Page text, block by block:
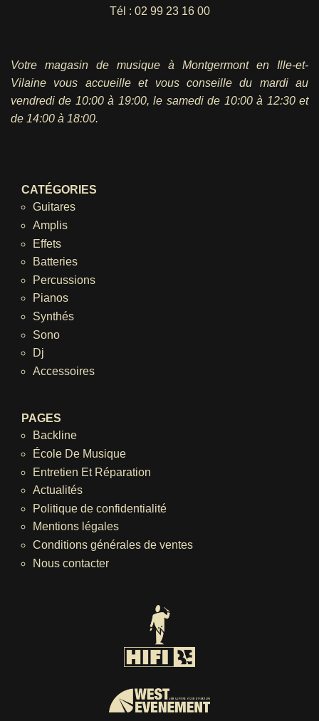
Tél : 02 99 23 16 00
Votre magasin de musique à Montgermont en Ille-et-
Vilaine vous accueille et vous conseille du mardi au
vendredi de 10:00 à 19:00, le samedi de 10:00 à 12:30 et
de 14:00 à 18:00.
CATÉGORIES
Guitares
Amplis
Effets
Batteries
Percussions
Pianos
Synthés
Sono
Dj
Accessoires
PAGES
Backline
École De Musique
Entretien Et Réparation
Actualités
Politique de confidentialité
Mentions légales
Conditions générales de ventes
Nous contacter